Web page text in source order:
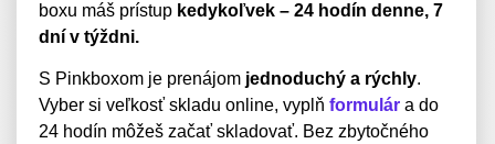
boxu máš prístup kedykoľvek – 24 hodín denne, 7
dní v týždni.
S Pinkboxom je prenájom jednoduchý a rýchly.
Vyber si veľkosť skladu online, vyplň formulár a do
24 hodín môžeš začať skladovať. Bez zbytočného